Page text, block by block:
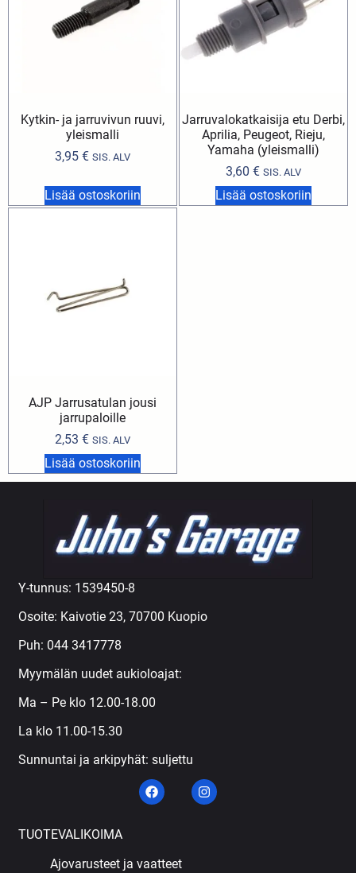
Kytkin- ja jarruvivun ruuvi,
yleismalli
3,95 € SIS. ALV
Lisää ostoskoriin
Jarruvalokatkaisija etu Derbi,
Aprilia, Peugeot, Rieju,
Yamaha (yleismalli)
3,60 € SIS. ALV
Lisää ostoskoriin
AJP Jarrusatulan jousi
jarrupaloille
2,53 € SIS. ALV
Lisää ostoskoriin
Y-tunnus: 1539450-8
Osoite: Kaivotie 23, 70700 Kuopio
Puh: 044 3417778
Myymälän uudet aukioloajat:
Ma – Pe klo 12.00-18.00
La klo 11.00-15.30
Sunnuntai ja arkipyhät: suljettu
TUOTEVALIKOIMA
Ajovarusteet ja vaatteet